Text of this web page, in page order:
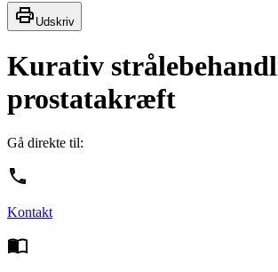
Udskriv
Kurativ
prostatakræft
Gå direkte til:
Kontakt